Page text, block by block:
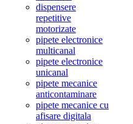
dispensere
repetitive
motorizate
pipete electronice
multicanal
pipete electronice
unicanal
pipete mecanice
anticontaminare
pipete mecanice cu
afisare digitala